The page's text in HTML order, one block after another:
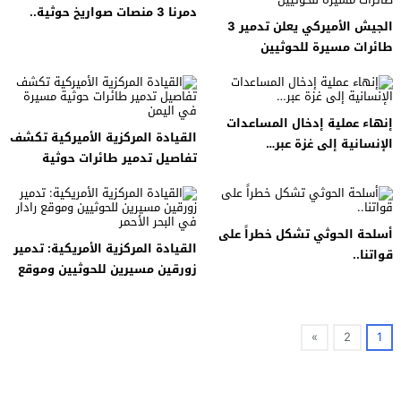
الجيش الأميركي يعلن تدمير 3
طائرات مسيرة للحوثيين
دمرنا 3 منصات صواريخ حوثية..
إنهاء عملية إدخال المساعدات
الإنسانية إلى غزة عبر…
القيادة المركزية الأميركية تكشف
تفاصيل تدمير طائرات حوثية
أسلحة الحوثي تشكل خطراً على
قواتنا..
القيادة المركزية الأمريكية: تدمير
زورقين مسيرين للحوثيين وموقع
1
2
»